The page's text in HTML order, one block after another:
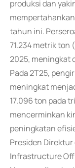
produksi dan
tahun ini.
71.234 metrik
2025, meningkat
Pada 2T25,
meningkat
17.096 ton pada
mencerminkan
peningkatan
Presiden
Infrastructure